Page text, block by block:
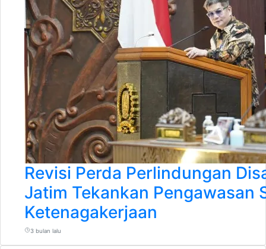
Revisi Perda Perlindungan
Jatim Tekankan Pengawasan
Ketenagakerjaan
3 bulan lalu